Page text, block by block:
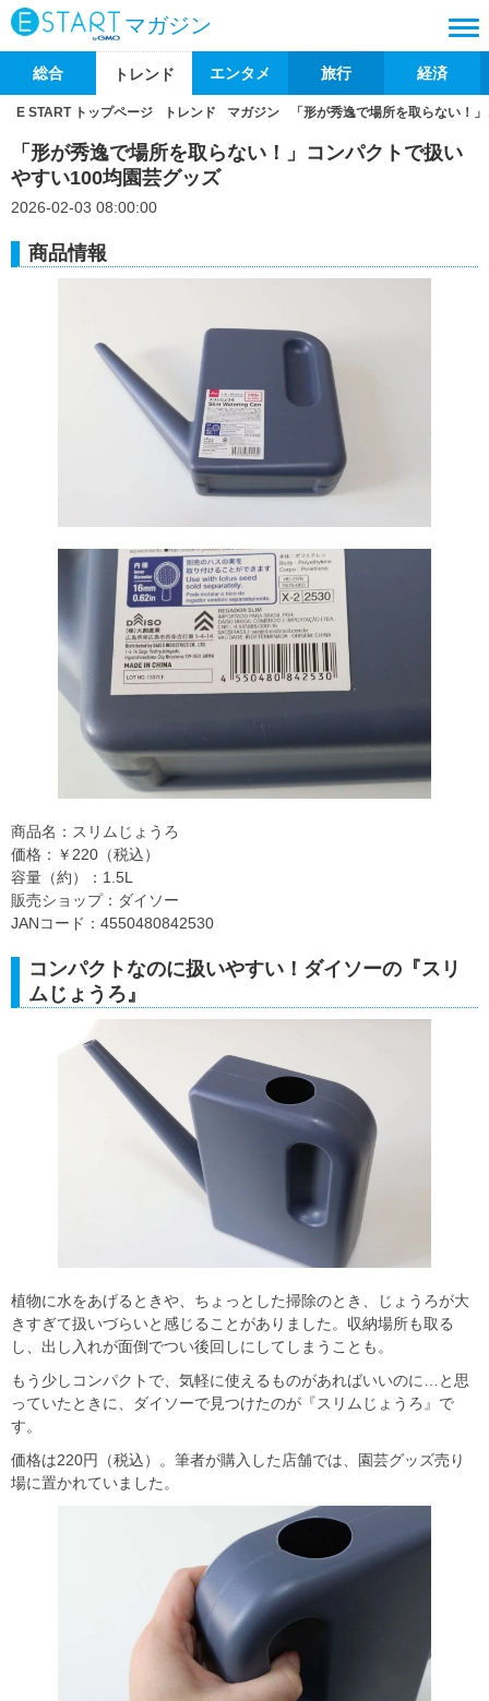
マガジン
総合 トレンド エンタメ 旅行 経済
E START トップページ トレンド マガジン 「形が秀逸で場所を取らない！
「形が秀逸で場所を取らない！」コンパクトで扱い
やすい100均園芸グッズ
2026-02-03 08:00:00
商品情報
商品名：スリムじょうろ
価格：￥220（税込）
容量（約）：1.5L
販売ショップ：ダイソー
JANコード：4550480842530
コンパクトなのに扱いやすい！ダイソーの『スリ
ムじょうろ』
植物に水をあげるときや、ちょっとした掃除のとき、じょうろが大
きすぎて扱いづらいと感じることがありました。収納場所も取る
し、出し入れが面倒でつい後回しにしてしまうことも。
もう少しコンパクトで、気軽に使えるものがあればいいのに…と思
っていたときに、ダイソーで見つけたのが『スリムじょうろ』で
す。
価格は220円（税込）。筆者が購入した店舗では、園芸グッズ売り
場に置かれていました。